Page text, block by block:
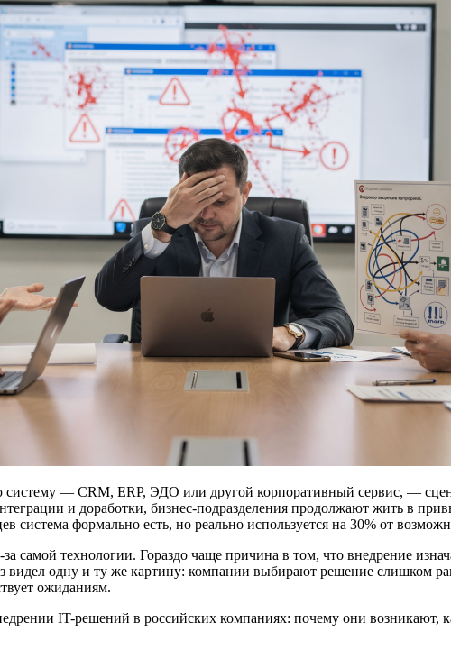
— CRM, ERP, ЭДО или другой корпоративный сервис, —
и доработки, бизнес-подразделения продолжают жить в
система формально есть, но реально используется на 30% от
самой технологии. Гораздо чаще причина в том, что внедрение
видел одну и ту же картину: компании выбирают решение слишком
ожиданиям.
IT-решений в российских компаниях: почему они возникают,